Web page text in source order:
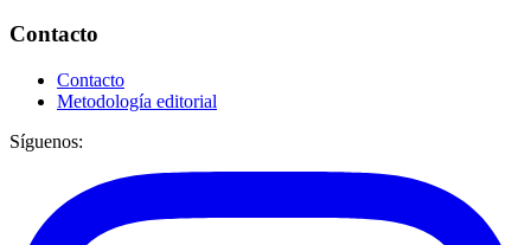
Contacto
Contacto
Metodología editorial
Síguenos: